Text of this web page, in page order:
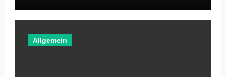
Allgemein